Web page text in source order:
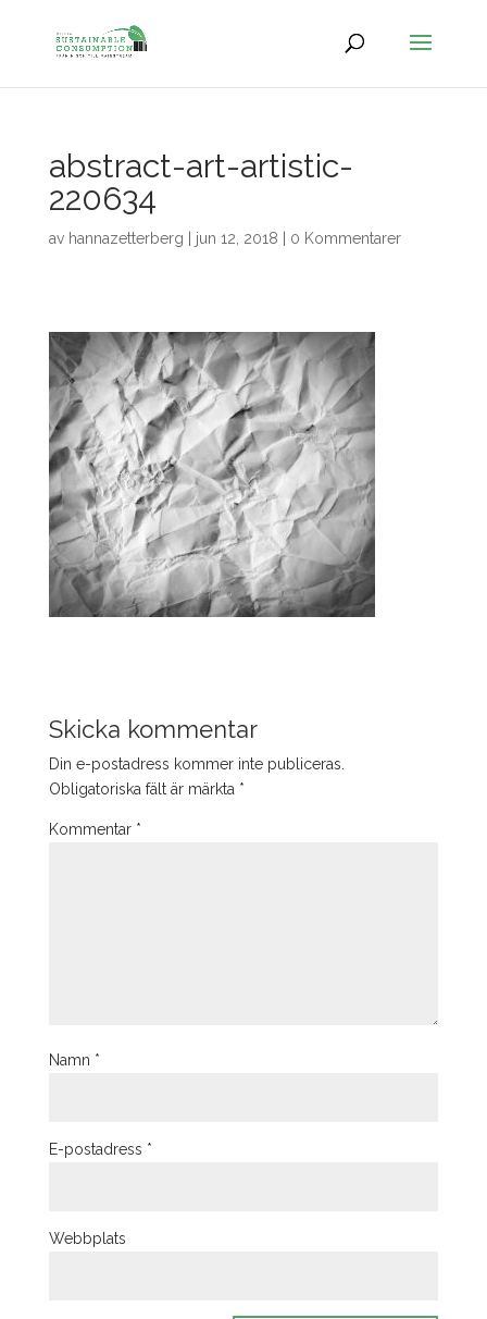
abstract-art-artistic-
220634
av hannazetterberg jun 12, 2018 0 Kommentarer
Skicka kommentar
Din e-postadress kommer inte publiceras.
Obligatoriska fält är märkta *
Kommentar *
Namn *
E-postadress *
Webbplats